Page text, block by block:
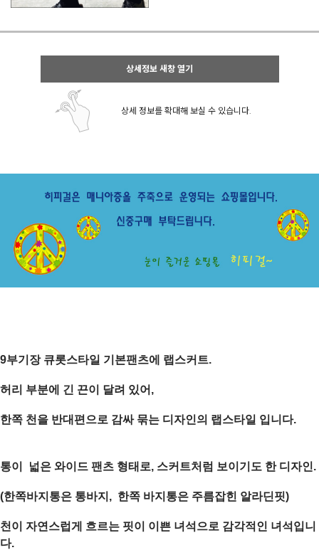
상세정보 새창 열기
상세 정보를 확대해 보실 수 있습니다.
9부기장 큐롯스타일 기본팬츠에 랩스커트.
허리 부분에 긴 끈이 달려 있어,
한쪽 천을 반대편으로 감싸 묶는 디자인의 랩스타일 입니다.
통이 넓은 와이드 팬츠 형태로, 스커트처럼 보이기도 한 디자인.
(한쪽바지통은 통바지, 한쪽 바지통은 주름잡힌 알라딘핏)
천이 자연스럽게 흐르는 핏이 이쁜 녀석으로 감각적인 녀석 입니
다.